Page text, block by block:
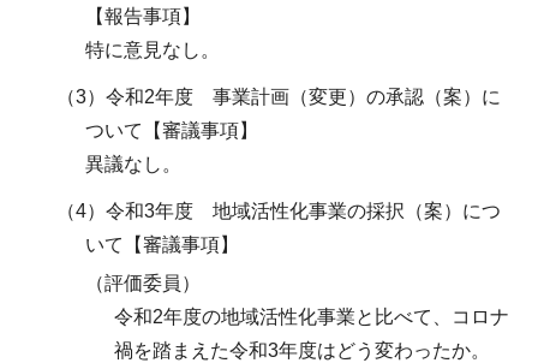
【報告事項】
特に意見なし。
（3）令和2年度 事業計画（変更）の承認（案）に
ついて【審議事項】
異議なし。
（4）令和3年度 地域活性化事業の採択（案）につ
いて【審議事項】
（評価委員）
令和2年度の地域活性化事業と比べて、コロナ
禍を踏まえた令和3年度はどう変わったか。